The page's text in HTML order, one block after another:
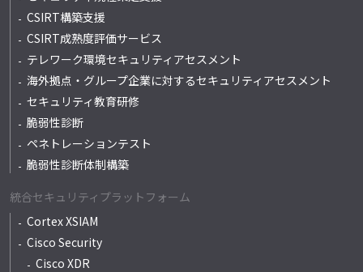
CSIRT構築支援
CSIRT成熟度評価サービス
テレワーク環境セキュリティアセスメント
海外拠点・グループ企業に対するセキュリティアセスメント
セキュリティ教育研修
脆弱性診断
ペネトレーションテスト
脆弱性診断体制構築
統合セキュリティプラットフォーム
Cortex XSIAM
Cisco Security
Cisco XDR